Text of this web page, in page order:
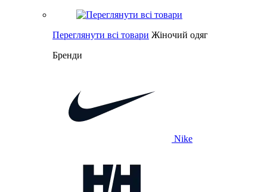
Переглянути всі товари Жіночий одяг
Бренди
Nike